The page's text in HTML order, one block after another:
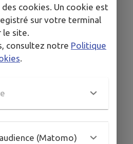
Lucquedey
vous
cookies. Un cookie est
sur votre terminal
site.
consultez notre Politique
(Matomo)